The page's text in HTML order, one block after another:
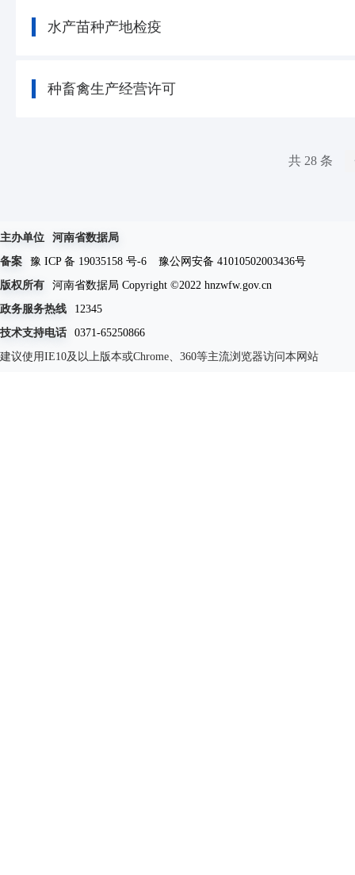
水产苗种产地检疫
种畜禽生产经营许可
共 28 条
主办单位
河南省数据局
备案
豫 ICP 备 19035158 号-6
豫公网安备 41010502003436号
版权所有
河南省数据局 Copyright ©2022 hnzwfw.gov.cn
政务服务热线
12345
技术支持电话
0371-65250866
建议使用IE10及以上版本或Chrome、360等主流浏览器访问本网站